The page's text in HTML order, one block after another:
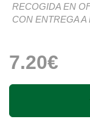
RECOGIDA EN
CON ENTREGA
7.20€